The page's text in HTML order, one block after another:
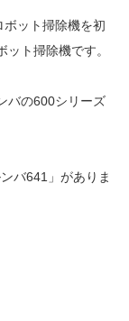
ット掃除機を初
ト掃除機です。
バの600シリーズ
バ641」がありま